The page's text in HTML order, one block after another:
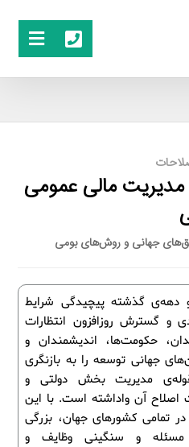
مالی عمومی
جهانی و روش‌های بومی
دهه‌ی گذشته پیچیدگی شرایط
و گسترش روزافزون انتظارات
حکومت‌ها، اندیشمندان و
جهانی توسعه را به بازنگری
مدیریت بخش دولتی و
اصلاح آن واداشته است. با این
در تمامی کشورهای جهان، بزرگی
مسئله و سنگینی وظایف و